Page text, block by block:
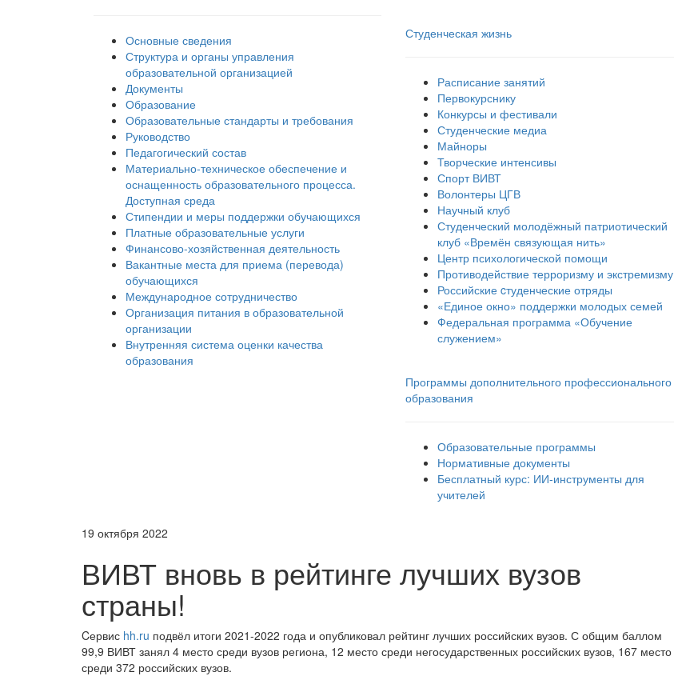
Основные сведения
Структура и органы управления
образовательной организацией
Документы
Образование
Образовательные стандарты и требования
Руководство
Педагогический состав
Материально-техническое обеспечение и
оснащенность образовательного процесса.
Доступная среда
Стипендии и меры поддержки обучающихся
Платные образовательные услуги
Финансово-хозяйственная деятельность
Вакантные места для приема (перевода)
обучающихся
Международное сотрудничество
Организация питания в образовательной
организации
Внутренняя система оценки качества
образования
Студенческая жизнь
Расписание занятий
Первокурснику
Конкурсы и фестивали
Студенческие медиа
Майноры
Творческие интенсивы
Спорт ВИВТ
Волонтеры ЦГВ
Научный клуб
Студенческий молодёжный патриотический
клуб «Времён связующая нить»
Центр психологической помощи
Противодействие терроризму и экстремизму
Российские cтуденческие отряды
«Единое окно» поддержки молодых семей
Федеральная программа «Обучение
служением»
Программы дополнительного профессионального
образования
Образовательные программы
Нормативные документы
Бесплатный курс: ИИ‑инструменты для
учителей
19 октября 2022
ВИВТ вновь в рейтинге лучших вузов
страны!
Cервис hh.ru подвёл итоги 2021-2022 года и опубликовал рейтинг лучших российских вузов. С общим баллом
99,9 ВИВТ занял 4 место среди вузов региона, 12 место среди негосударственных российских вузов, 167 место
среди 372 российских вузов.